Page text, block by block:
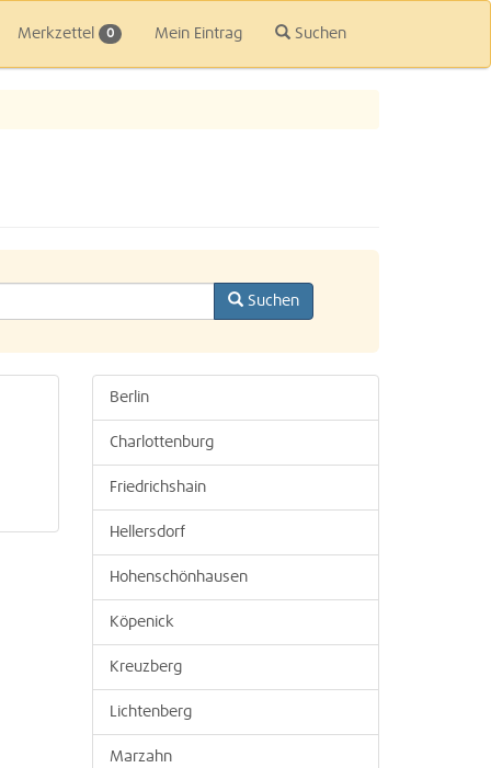
Merkzettel 0 Mein Eintrag Suchen
Suchen
Berlin
Charlottenburg
Friedrichshain
Hellersdorf
Hohenschönhausen
Köpenick
Kreuzberg
Lichtenberg
Marzahn